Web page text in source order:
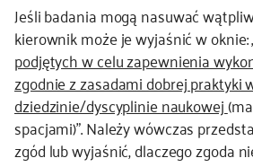
Jeśli badania mogą nasuwać
kierownik może je wyjaśnić w oknie:
podjętych w celu zapewnienia
zgodnie z zasadami dobrej praktyki
dziedzinie/dyscyplinie naukowej
spacjami)”. Należy wówczas
zgód lub wyjaśnić, dlaczego zgoda